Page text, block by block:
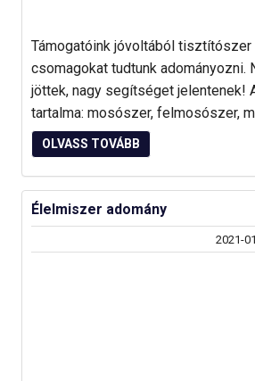
Támogatóink jóvoltából
csomagokat tudtunk adományozni.
jöttek, nagy segítséget jelentenek!
tartalma: mosószer, felmosószer,
OLVASS TOVÁBB
Élelmiszer adomány
2021-